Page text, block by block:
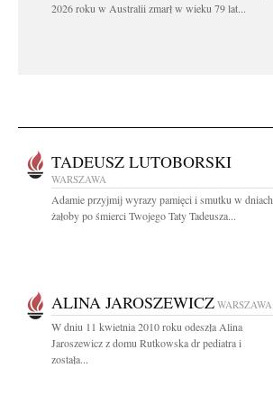
2026 roku w Australii zmarł w wieku 79 lat...
TADEUSZ LUTOBORSKI
WARSZAWA
Adamie przyjmij wyrazy pamięci i smutku w dniach
żałoby po śmierci Twojego Taty Tadeusza...
ALINA JAROSZEWICZ WARSZAWA
W dniu 11 kwietnia 2010 roku odeszła Alina
Jaroszewicz z domu Rutkowska dr pediatra i
została...